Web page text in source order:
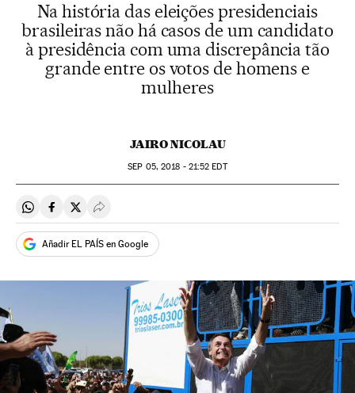
Na história das eleições presidenciais
brasileiras não há casos de um candidato
à presidência com uma discrepância tão
grande entre os votos de homens e
mulheres
JAIRO NICOLAU
SEP 05, 2018 - 21:52 EDT
Compartir en Whatsapp
Compartir en Facebook
Compartir en Twitter
Desplegar Redes Sociales
Añadir EL PAÍS en Google